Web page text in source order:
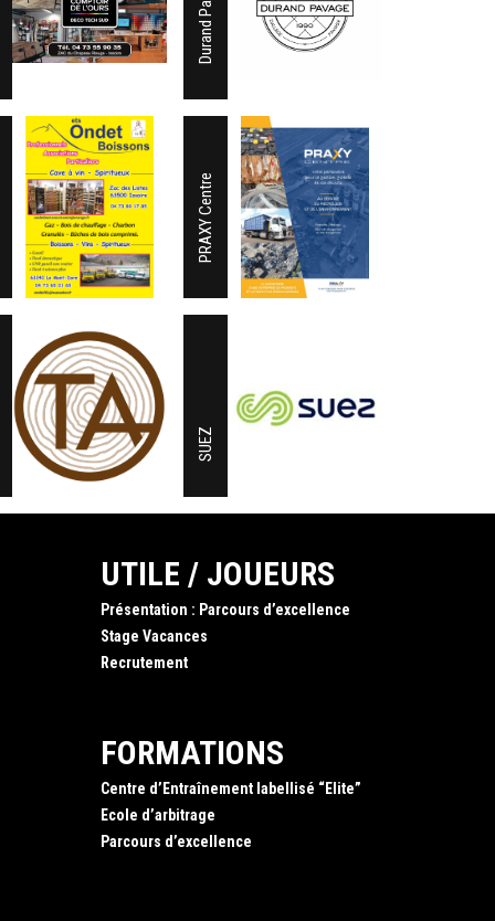
PRAXY Centre
SUEZ
UTILE / JOUEURS
Présentation : Parcours d’excellence
Stage Vacances
Recrutement
FORMATIONS
Centre d’Entraînement labellisé “Elite”
Ecole d’arbitrage
Parcours d’excellence